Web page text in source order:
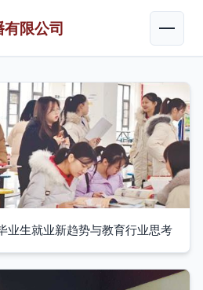
限公司
业生就业新趋势与教育行业思考